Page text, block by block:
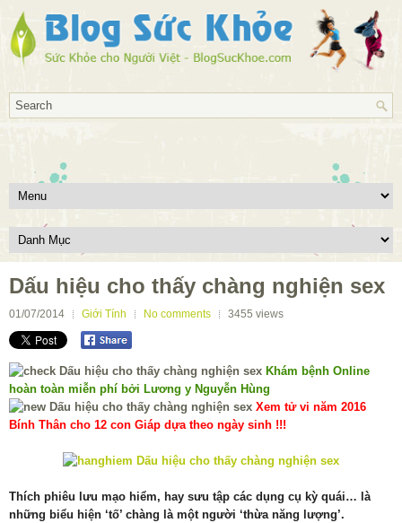
Dấu hiệu cho thấy chàng nghiện sex
01/07/2014 Giới Tính No comments 3455 views
Khám bệnh Online
hoàn toàn miễn phí bởi Lương y Nguyễn Hùng
Xem tử vi năm 2016
Bính Thân cho 12 con Giáp dựa theo ngày sinh !!!
Thích phiêu lưu mạo hiểm, hay sưu tập các dụng cụ kỳ quái… là
những biểu hiện ‘tố’ chàng là một người ‘thừa năng lượng’.